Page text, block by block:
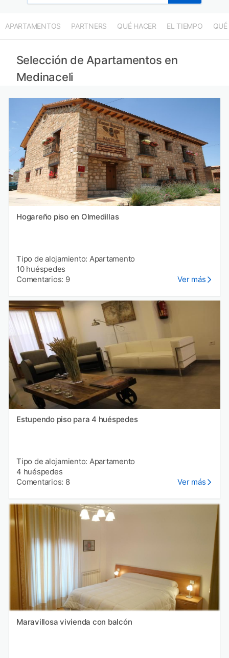
APARTAMENTOS PARTNERS QUÉ HACER EL TIEMPO QUÉ
Selección de Apartamentos en
Medinaceli
Hogareño piso en Olmedillas
Tipo de alojamiento: Apartamento
10 huéspedes
Comentarios: 9
Ver más
Estupendo piso para 4 huéspedes
Tipo de alojamiento: Apartamento
4 huéspedes
Comentarios: 8
Ver más
Maravillosa vivienda con balcón